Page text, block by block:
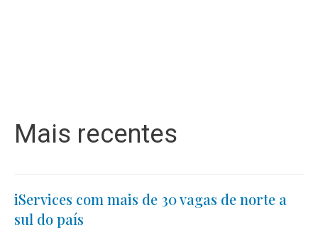
Mais recentes
iServices com mais de 30 vagas de norte a
sul do país